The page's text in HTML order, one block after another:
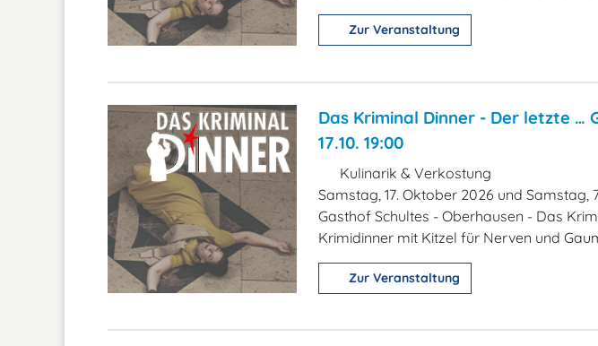
Zur Veranstaltung
Das Kriminal Dinner - Der letzte …
17.10. 19:00
Kulinarik & Verkostung
Samstag, 17. Oktober 2026 und Samstag,
Gasthof Schultes - Oberhausen - Das
Krimidinner mit Kitzel für Nerven und
Zur Veranstaltung